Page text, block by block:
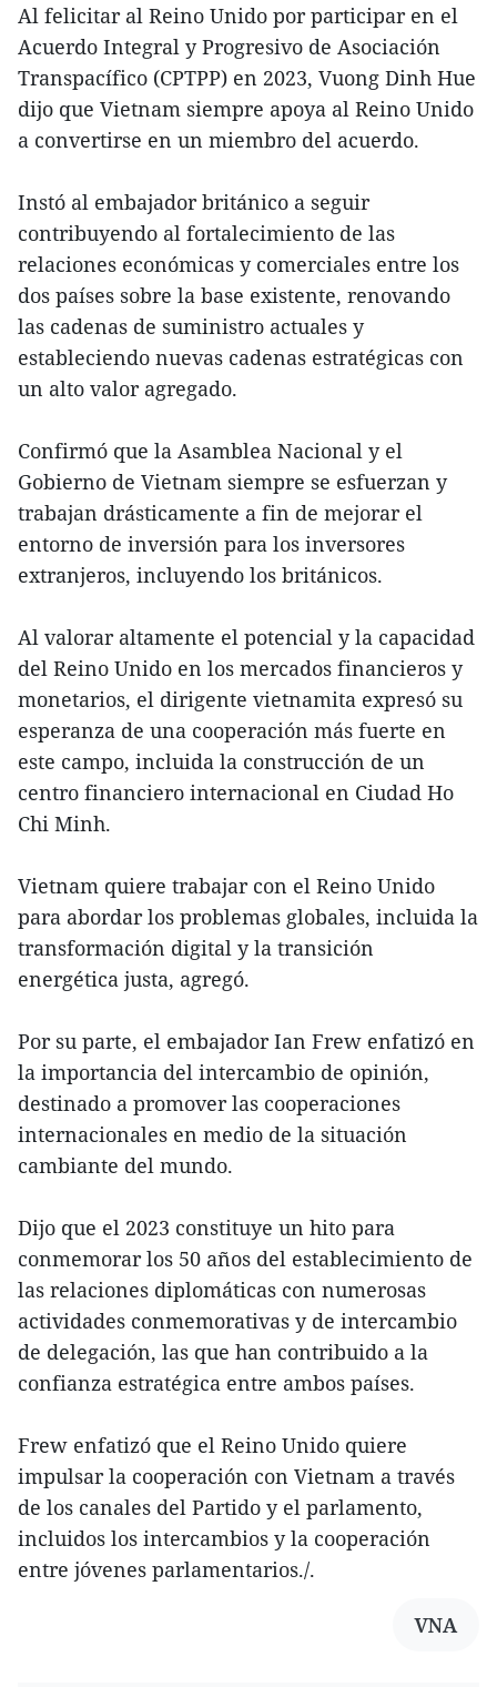
Al felicitar al Reino Unido por participar en el
Acuerdo Integral y Progresivo de Asociación
Transpacífico (CPTPP) en 2023, Vuong Dinh Hue
dijo que Vietnam siempre apoya al Reino Unido
a convertirse en un miembro del acuerdo.
Instó al embajador británico a seguir
contribuyendo al fortalecimiento de las
relaciones económicas y comerciales entre los
dos países sobre la base existente, renovando
las cadenas de suministro actuales y
estableciendo nuevas cadenas estratégicas con
un alto valor agregado.
Confirmó que la Asamblea Nacional y el
Gobierno de Vietnam siempre se esfuerzan y
trabajan drásticamente a fin de mejorar el
entorno de inversión para los inversores
extranjeros, incluyendo los británicos.
Al valorar altamente el potencial y la capacidad
del Reino Unido en los mercados financieros y
monetarios, el dirigente vietnamita expresó su
esperanza de una cooperación más fuerte en
este campo, incluida la construcción de un
centro financiero internacional en Ciudad Ho
Chi Minh.
Vietnam quiere trabajar con el Reino Unido
para abordar los problemas globales, incluida la
transformación digital y la transición
energética justa, agregó.
Por su parte, el embajador Ian Frew enfatizó en
la importancia del intercambio de opinión,
destinado a promover las cooperaciones
internacionales en medio de la situación
cambiante del mundo.
Dijo que el 2023 constituye un hito para
conmemorar los 50 años del establecimiento de
las relaciones diplomáticas con numerosas
actividades conmemorativas y de intercambio
de delegación, las que han contribuido a la
confianza estratégica entre ambos países.
Frew enfatizó que el Reino Unido quiere
impulsar la cooperación con Vietnam a través
de los canales del Partido y el parlamento,
incluidos los intercambios y la cooperación
entre jóvenes parlamentarios./.
VNA